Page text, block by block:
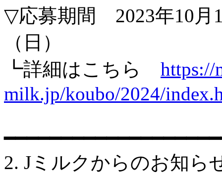
▽応募期間 2023年10月
（日）
┗詳細はこちら https://
milk.jp/koubo/2024/
2. Jミルクからのお知ら